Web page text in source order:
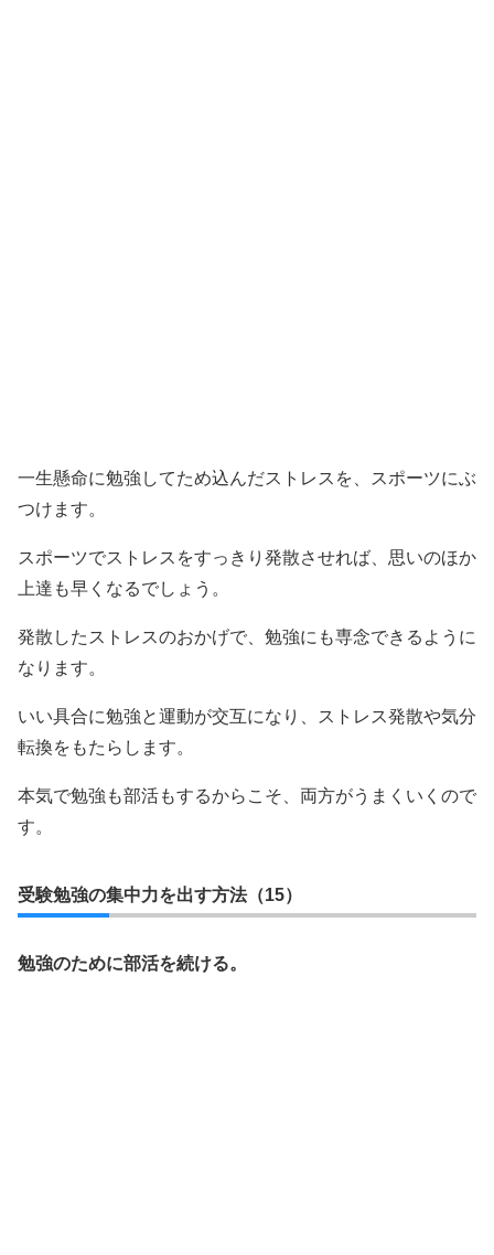
一生懸命に勉強してため込んだストレスを、スポーツにぶ
つけます。
スポーツでストレスをすっきり発散させれば、思いのほか
上達も早くなるでしょう。
発散したストレスのおかげで、勉強にも専念できるように
なります。
いい具合に勉強と運動が交互になり、ストレス発散や気分
転換をもたらします。
本気で勉強も部活もするからこそ、両方がうまくいくので
す。
受験勉強の集中力を出す方法（15）
勉強のために部活を続ける。